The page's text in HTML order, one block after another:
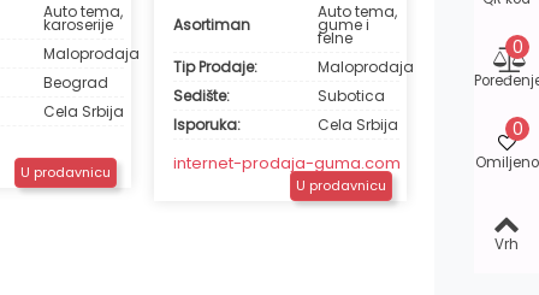
Auto tema,
karoserije
Maloprodaja
Beograd
Cela Srbija
U prodavnicu
Asortiman
Auto tema,
gume i
felne
Tip Prodaje:
Maloprodaja
Sedište:
Subotica
Isporuka:
Cela Srbija
internet-prodaja-guma.com
U prodavnicu
Tip Prodaje:
Isporuka:
0
Omiljeno
0
Vrh